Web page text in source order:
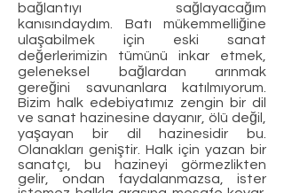
bağlantıyı sağlayacağım
kanısındaydım. Batı mükemmelliğine
ulaşabilmek için eski sanat
değerlerimizin tümünü inkar etmek,
geleneksel bağlardan arınmak
gereğini savunanlara katılmıyorum.
Bizim halk edebiyatımız zengin bir dil
ve sanat hazinesine dayanır, ölü değil,
yaşayan bir dil hazinesidir bu.
Olanakları geniştir. Halk için yazan bir
sanatçı, bu hazineyi görmezlikten
gelir, ondan faydalanmazsa, ister